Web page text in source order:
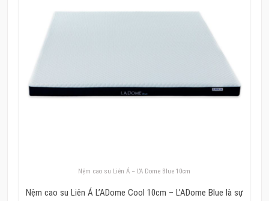
Nệm cao su Liên Á – L’A Dome Blue 10cm
Nệm cao su Liên Á L’ADome Cool 10cm – L’ADome Blue là sự